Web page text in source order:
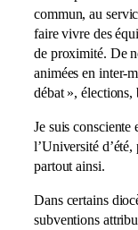
commun, au
faire vivre des
de proximité. De
animées en inter-
débat »,
Je suis
l’Université d’été,
partout ainsi.
Dans certains
subventions